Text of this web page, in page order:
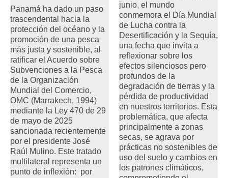
Panamá ha dado un paso
trascendental hacia la
protección del océano y la
promoción de una pesca
más justa y sostenible, al
ratificar el Acuerdo sobre
Subvenciones a la Pesca
de la Organización
Mundial del Comercio,
OMC (Marrakech, 1994)
mediante la Ley 470 de 29
de mayo de 2025
sancionada recientemente
por el presidente José
Raúl Mulino. Este tratado
multilateral representa un
punto de inflexión: por
junio, el mundo
conmemora el Día Mundial
de Lucha contra la
Desertificación y la Sequía,
una fecha que invita a
reflexionar sobre los
efectos silenciosos pero
profundos de la
degradación de tierras y la
pérdida de productividad
en nuestros territorios. Esta
problemática, que afecta
principalmente a zonas
secas, se agrava por
prácticas no sostenibles de
uso del suelo y cambios en
los patrones climáticos,